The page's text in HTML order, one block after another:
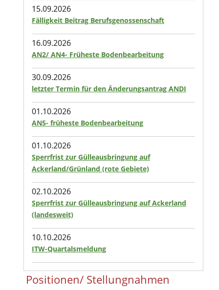
15.09.2026
Fälligkeit Beitrag Berufsgenossenschaft
16.09.2026
AN2/ AN4- Früheste Bodenbearbeitung
30.09.2026
letzter Termin für den Änderungsantrag ANDI
01.10.2026
AN5- früheste Bodenbearbeitung
01.10.2026
Sperrfrist zur Gülleausbringung auf
Ackerland/Grünland (rote Gebiete)
02.10.2026
Sperrfrist zur Gülleausbringung auf Ackerland
(landesweit)
10.10.2026
ITW-Quartalsmeldung
Positionen/ Stellungnahmen